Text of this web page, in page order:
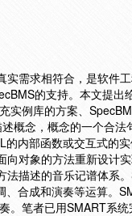
需求相符合，是软件
的支持。本文提
实例库的方案、
概念，概念的一个合
内部函数或交互式的
对象的方法重新设计
描述的音乐记谱体系
合成和演奏等运算。
笔者已用SMART系统